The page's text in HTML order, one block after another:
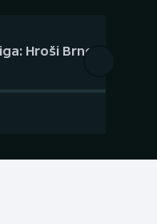
Hroši Brno – Eagles